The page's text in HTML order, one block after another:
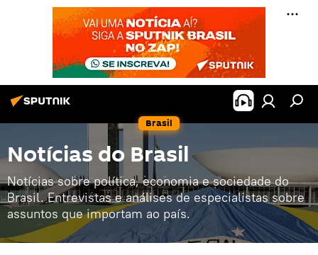
Brasil
Notícias do Brasil
Notícias sobre política, economia e sociedade do
Brasil. Entrevistas e análises de especialistas sobre
assuntos que importam ao país.